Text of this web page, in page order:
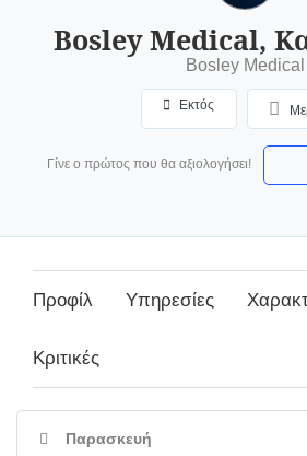
Bosley Medical,
Bosley Medical
Εκτός
Γίνε ο πρώτος που θα αξιολογήσει!
Προφίλ Υπηρεσίες
Κριτικές
Παρασκευή